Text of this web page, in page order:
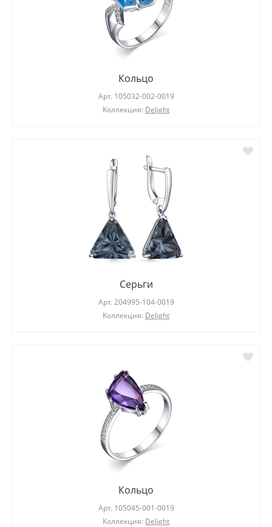
Кольцо
Арт. 105032-002-0019
Коллекция: Delight
Серьги
Арт. 204995-104-0019
Коллекция: Delight
Кольцо
Арт. 105045-001-0019
Коллекция: Delight